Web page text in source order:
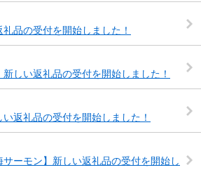
礼品の受付を開始しました！
新しい返礼品の受付を開始しました！
い返礼品の受付を開始しました！
ーモン】新しい返礼品の受付を開始し